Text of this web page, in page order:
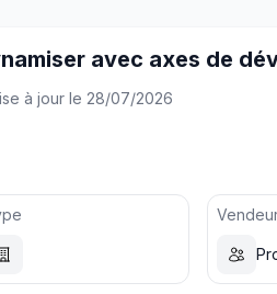
avec axes de
à jour le 28/07/2026